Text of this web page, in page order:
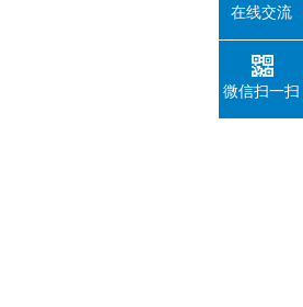
在线交流
微信扫一扫